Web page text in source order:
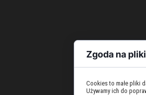
Zgoda na
Cookies to małe pliki
Używamy ich do